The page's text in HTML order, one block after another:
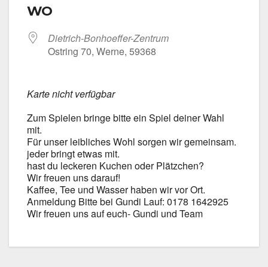
WO
Dietrich-Bonhoeffer-Zentrum
Ost­ring 70, Wer­ne, 59368
Kar­te nicht ver­füg­bar
Zum Spie­len brin­ge bit­te ein Spiel dei­ner Wahl
mit.
Für unser leib­li­ches Wohl sor­gen wir gemein­sam.
jeder bringt etwas mit.
hast du lecke­ren Kuchen oder Plätz­chen?
Wir freu­en uns dar­auf!
Kaf­fee, Tee und Was­ser haben wir vor Ort.
Anmel­dung Bit­te bei Gun­di Lauf: 0178 1642925
Wir freu­en uns auf euch- Gun­di und Team